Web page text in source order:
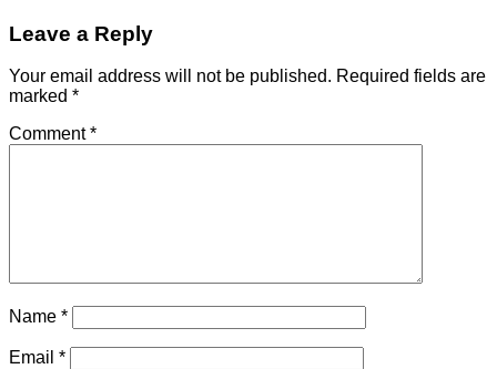
Leave a Reply
Your email address will not be published. Required fields are
marked *
Comment*
Name *
Email *